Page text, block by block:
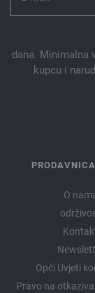
dana. Minimalna
kupcu i
O
Opći Uvjeti
Pravo na